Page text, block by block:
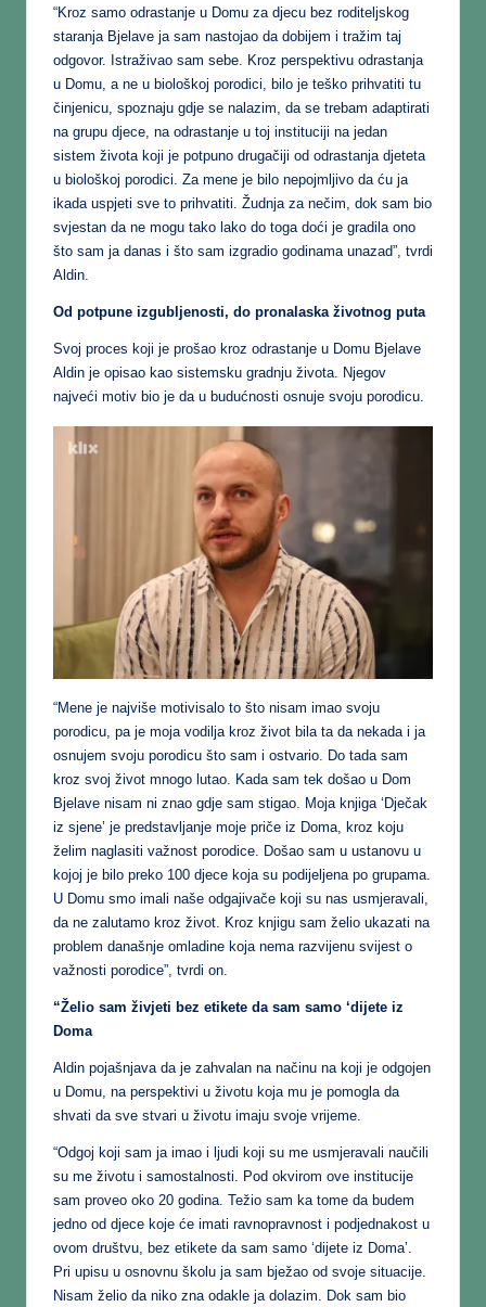
“Kroz samo odrastanje u Domu za djecu bez roditeljskog
staranja Bjelave ja sam nastojao da dobijem i tražim taj
odgovor. Istraživao sam sebe. Kroz perspektivu odrastanja
u Domu, a ne u biološkoj porodici, bilo je teško prihvatiti tu
činjenicu, spoznaju gdje se nalazim, da se trebam adaptirati
na grupu djece, na odrastanje u toj instituciji na jedan
sistem života koji je potpuno drugačiji od odrastanja djeteta
u biološkoj porodici. Za mene je bilo nepojmljivo da ću ja
ikada uspjeti sve to prihvatiti. Žudnja za nečim, dok sam bio
svjestan da ne mogu tako lako do toga doći je gradila ono
što sam ja danas i što sam izgradio godinama unazad”, tvrdi
Aldin.
Od potpune izgubljenosti, do pronalaska životnog puta
Svoj proces koji je prošao kroz odrastanje u Domu Bjelave
Aldin je opisao kao sistemsku gradnju života. Njegov
najveći motiv bio je da u budućnosti osnuje svoju porodicu.
“Mene je najviše motivisalo to što nisam imao svoju
porodicu, pa je moja vodilja kroz život bila ta da nekada i ja
osnujem svoju porodicu što sam i ostvario. Do tada sam
kroz svoj život mnogo lutao. Kada sam tek došao u Dom
Bjelave nisam ni znao gdje sam stigao. Moja knjiga ‘Dječak
iz sjene’ je predstavljanje moje priče iz Doma, kroz koju
želim naglasiti važnost porodice. Došao sam u ustanovu u
kojoj je bilo preko 100 djece koja su podijeljena po grupama.
U Domu smo imali naše odgajivače koji su nas usmjeravali,
da ne zalutamo kroz život. Kroz knjigu sam želio ukazati na
problem današnje omladine koja nema razvijenu svijest o
važnosti porodice”, tvrdi on.
“Želio sam živjeti bez etikete da sam samo ‘dijete iz
Doma
Aldin pojašnjava da je zahvalan na načinu na koji je odgojen
u Domu, na perspektivi u životu koja mu je pomogla da
shvati da sve stvari u životu imaju svoje vrijeme.
“Odgoj koji sam ja imao i ljudi koji su me usmjeravali naučili
su me životu i samostalnosti. Pod okvirom ove institucije
sam proveo oko 20 godina. Težio sam ka tome da budem
jedno od djece koje će imati ravnopravnost i podjednakost u
ovom društvu, bez etikete da sam samo ‘dijete iz Doma’.
Pri upisu u osnovnu školu ja sam bježao od svoje situacije.
Nisam želio da niko zna odakle ja dolazim. Dok sam bio